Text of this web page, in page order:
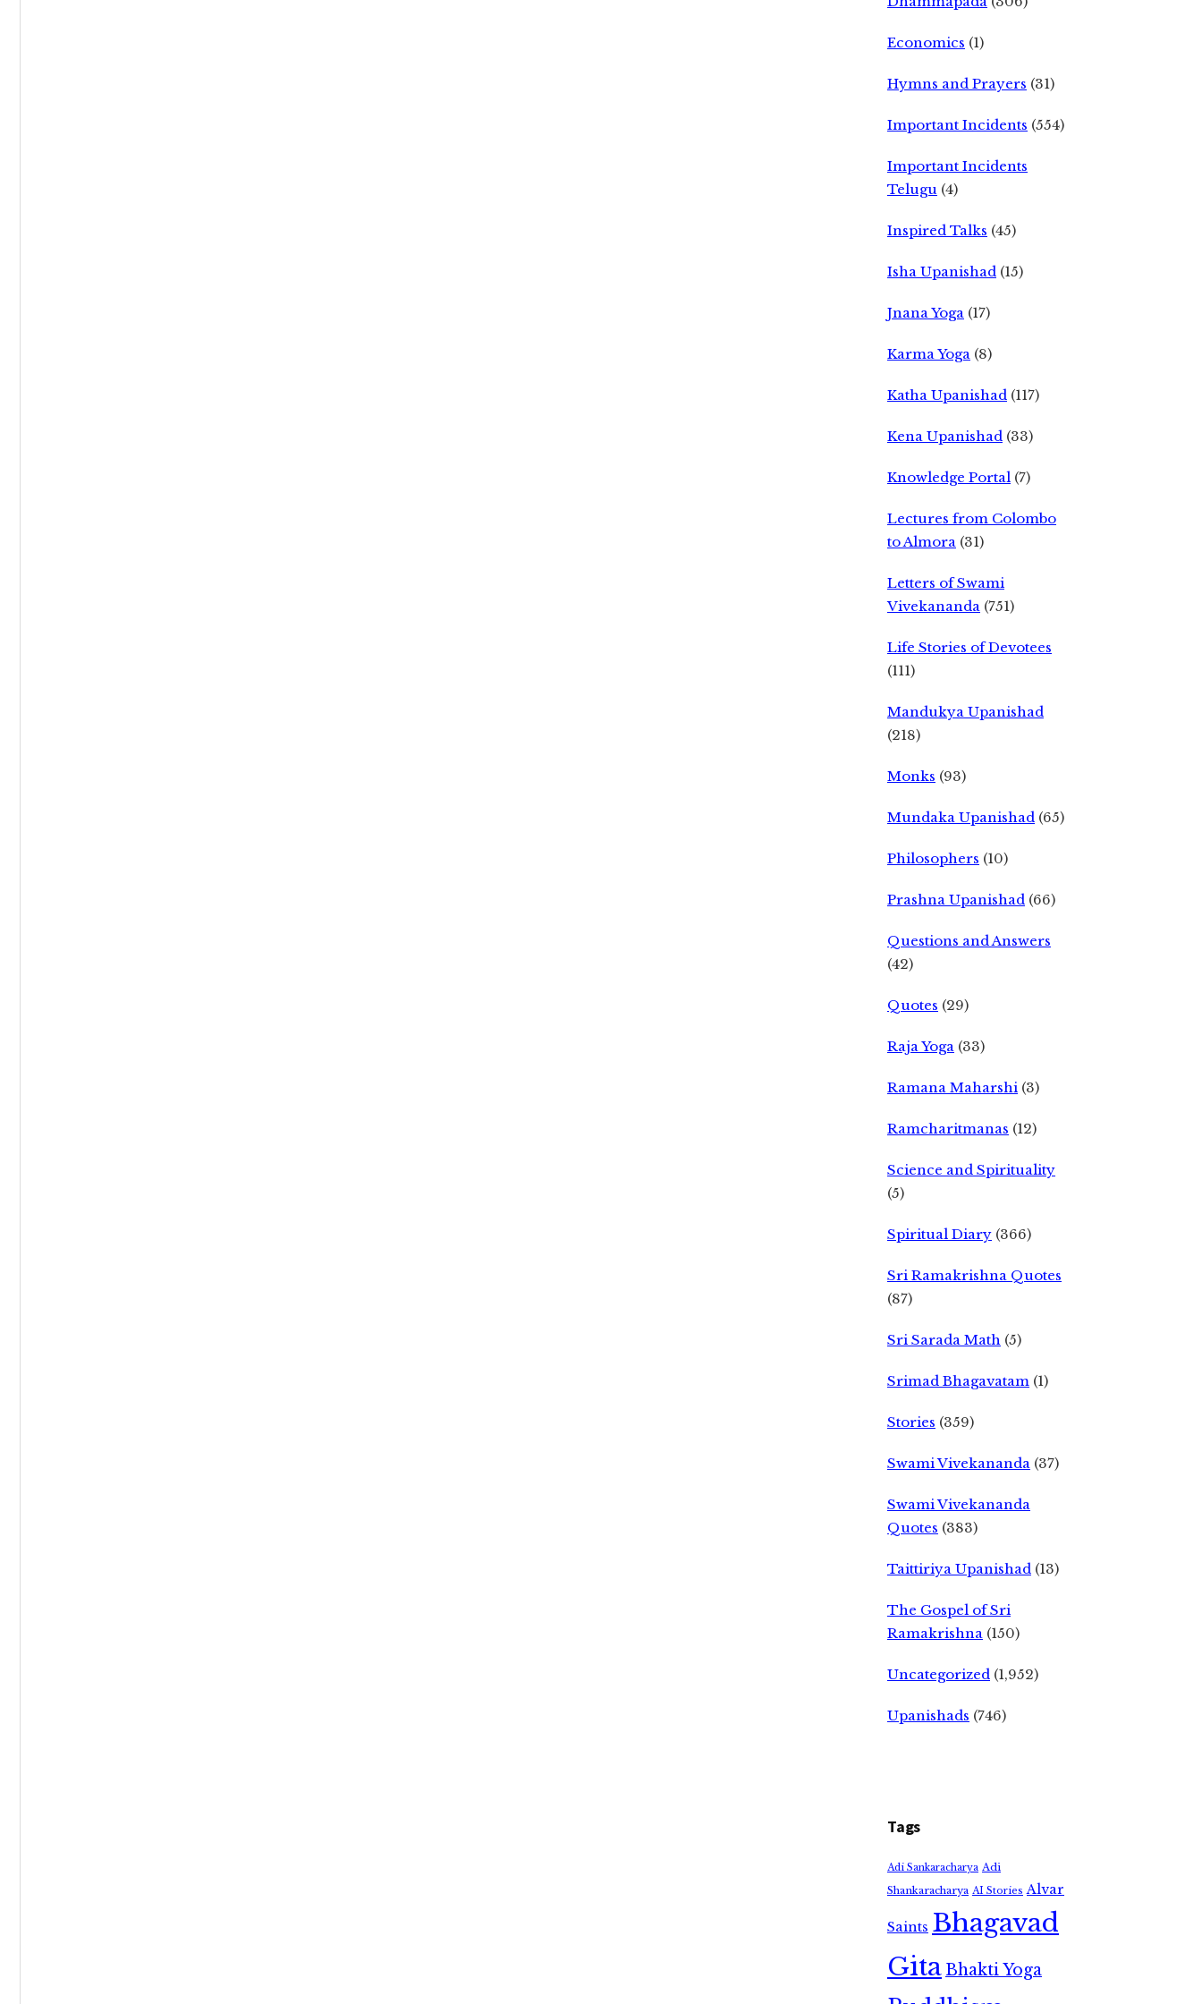
Economics (1)
Hymns and Prayers (31)
Important Incidents (554)
Important Incidents
Telugu (4)
Inspired Talks (45)
Isha Upanishad (15)
Jnana Yoga (17)
Karma Yoga (8)
Katha Upanishad (117)
Kena Upanishad (33)
Knowledge Portal (7)
Lectures from Colombo
to Almora (31)
Letters of Swami
Vivekananda (751)
Life Stories of Devotees
(111)
Mandukya Upanishad
(218)
Monks (93)
Mundaka Upanishad (65)
Philosophers (10)
Prashna Upanishad (66)
Questions and Answers
(42)
Quotes (29)
Raja Yoga (33)
Ramana Maharshi (3)
Ramcharitmanas (12)
Science and Spirituality
(5)
Spiritual Diary (366)
Sri Ramakrishna Quotes
(87)
Sri Sarada Math (5)
Srimad Bhagavatam (1)
Stories (359)
Swami Vivekananda (37)
Swami Vivekananda
Quotes (383)
Taittiriya Upanishad (13)
The Gospel of Sri
Ramakrishna (150)
Uncategorized (1,952)
Upanishads (746)
Tags
Adi Sankaracharya Adi
Shankaracharya AI Stories Alvar
Saints Bhagavad
GitaBhakti Yoga